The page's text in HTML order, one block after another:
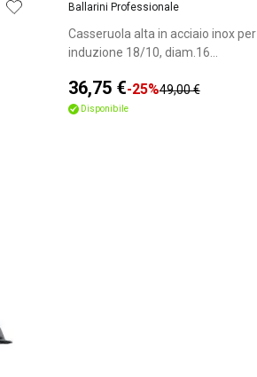
Ballarini Professionale
Casseruola alta in acciaio inox per
induzione 18/10, diam.16...
36,75 € 49,00 €
-25%
Disponibile